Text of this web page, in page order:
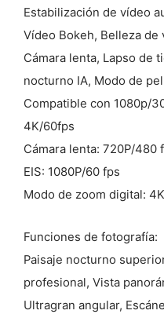
Estabilización de vídeo
Vídeo Bokeh, Belleza
Cámara lenta, Lapso de
nocturno IA, Modo de
Compatible con 1080p/
4K/60fps
Cámara lenta: 720P/480
EIS: 1080P/60 fps
Modo de zoom digital:
Funciones de fotografía:
Paisaje nocturno
profesional, Vista
Ultragran angular,